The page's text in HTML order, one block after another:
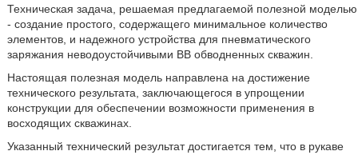
Техническая задача, решаемая предлагаемой полезной моделью
- создание простого, содержащего минимальное количество
элементов, и надежного устройства для пневматического
заряжания неводоустойчивыми ВВ обводненных скважин.
Настоящая полезная модель направлена на достижение
технического результата, заключающегося в упрощении
конструкции для обеспечении возможности применения в
восходящих скважинах.
Указанный технический результат достигается тем, что в рукаве